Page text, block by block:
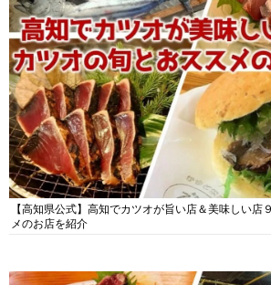
【高知県公式】高知でカツオが旨い店＆美味しい店
メのお店を紹介